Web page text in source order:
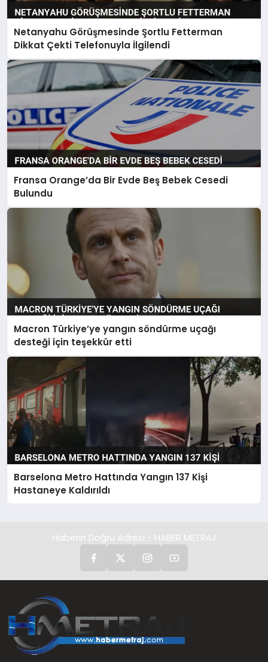
Netanyahu Görüşmesinde Şortlu Fetterman
Dikkat Çekti Telefonuyla İlgilendi
Fransa Orange’da Bir Evde Beş Bebek Cesedi
Bulundu
Macron Türkiye’ye yangın söndürme uçağı
desteği için teşekkür etti
Barselona Metro Hattında Yangın 137 Kişi
Hastaneye Kaldırıldı
Haberin Doğru Adresi - HABER METRAJ